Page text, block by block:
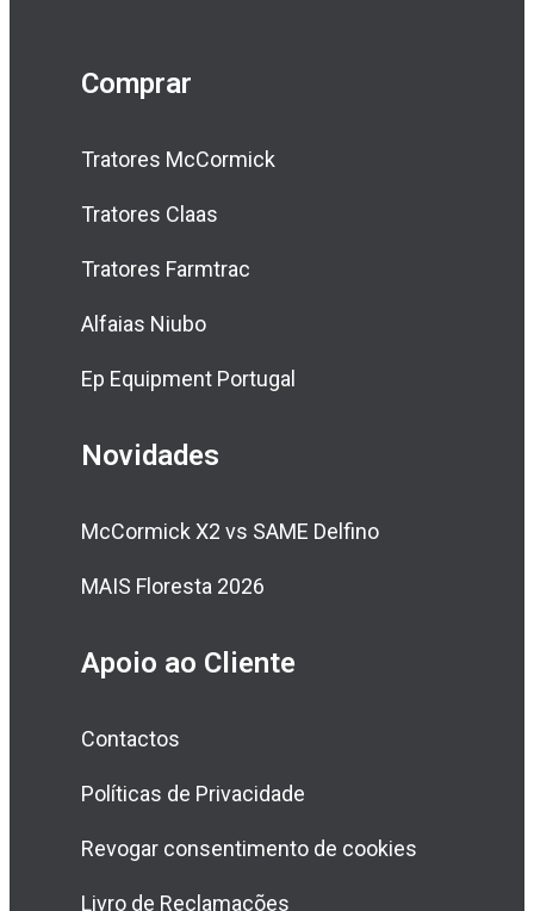
Comprar
Tratores McCormick
Tratores Claas
Tratores Farmtrac
Alfaias Niubo
Ep Equipment Portugal
Novidades
McCormick X2 vs SAME Delfino
MAIS Floresta 2026
Apoio ao Cliente
Contactos
Políticas de Privacidade
Revogar consentimento de cookies
Livro de Reclamações